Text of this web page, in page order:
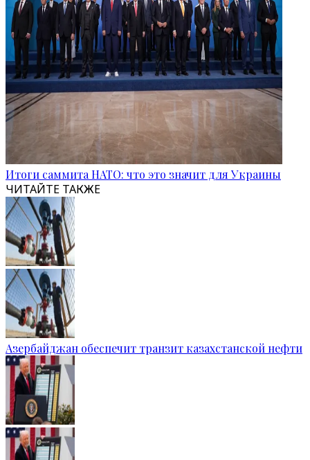
Итоги саммита НАТО: что это значит для Украины
ЧИТАЙТЕ ТАКЖЕ
Азербайджан обеспечит транзит казахстанской нефти